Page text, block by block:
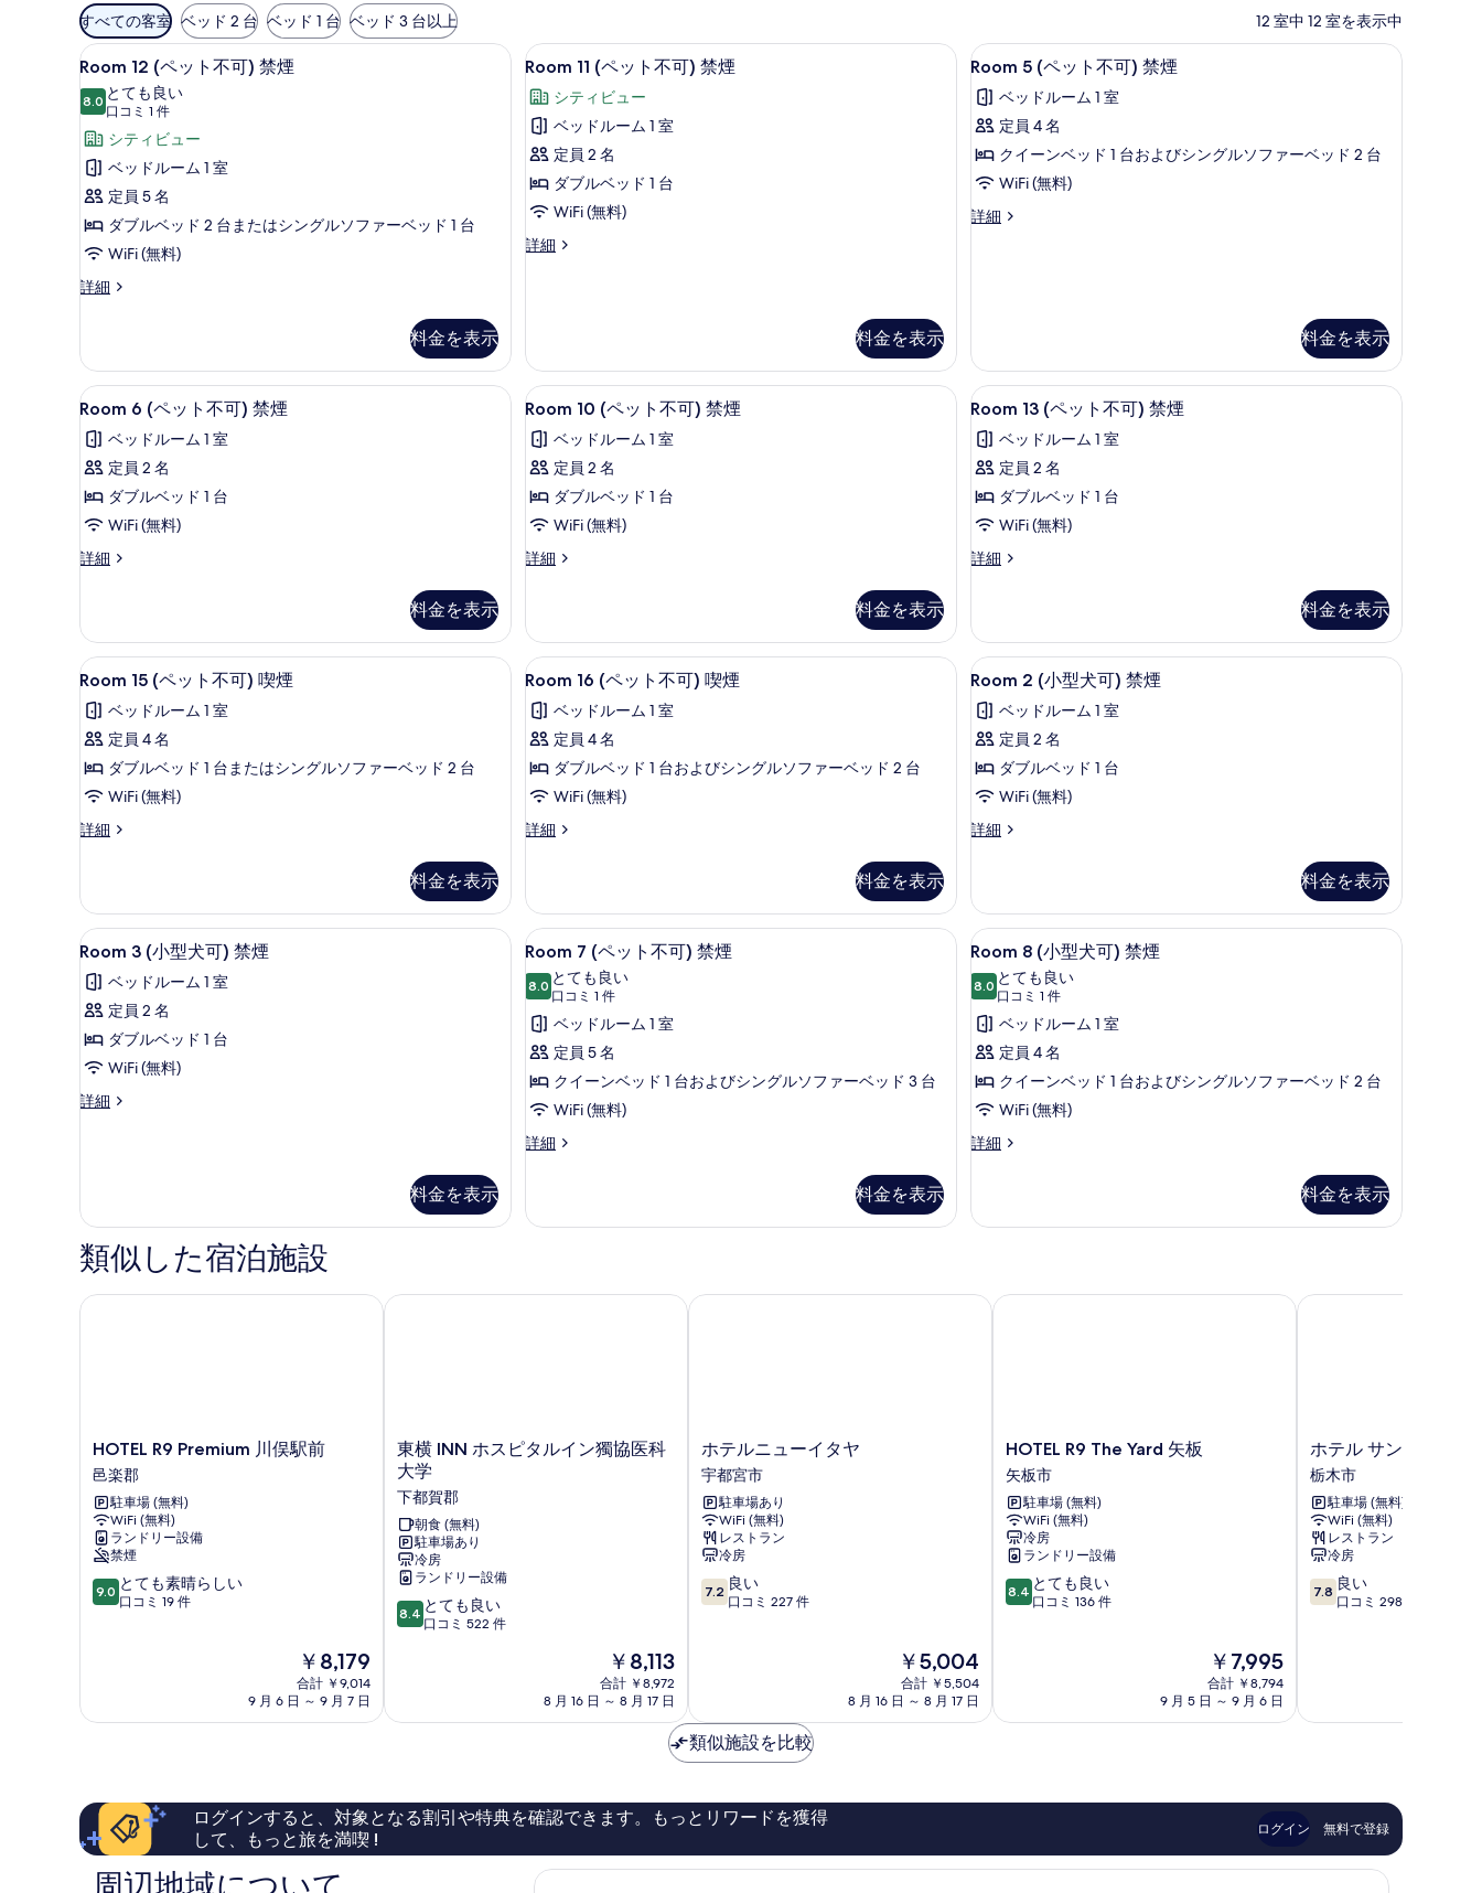
利
用
可
能
な
客
室
の
絞
り
込
み
すべての客室 ベッド 2 台 ベッド 1 台 ベッド 3 台以上 12 室中 12 室を表示中
Room
12
(ペ
ッ
ト
不
可)
禁
煙
べ
て
の
写
真
を
表
示
る
Room 12 (ペット不可) 禁煙 | WiFi (無料)、客室ごとに異なる装飾、客室ごとに異なるインテリア、ベッドシーツ
7
Room 12 (ペット不可) 禁煙
8.010 点中 8.0
とても良い
口コミ 1 件
(口
コ
ミ
1
件)
シティビュー
ベッドルーム 1 室
定員 5 名
ダブルベッド 2 台またはシングルソファーベッド 1 台
WiFi (無料)
詳細
Room
ト
不
可)
煙
の
細
料金を表示
Room
11
(ペ
ッ
ト
不
可)
禁
べ
て
の
写
真
を
表
示
る
Room 11 (ペット不可) 禁煙 | WiFi (無料)、客室ごとに異なる装飾、客室ごとに異なるインテリア、ベッドシーツ
15
Room 11 (ペット不可) 禁煙
シティビュー
ベッドルーム 1 室
定員 2 名
ダブルベッド 1 台
WiFi (無料)
詳細
Room
可)
禁
煙
詳
細
料金を表示
Room
5
(ペ
ッ
ト
不
可)
べ
て
の
写
真
を
表
示
る
Room 5 (ペット不可) 禁煙 | WiFi (無料)、客
8
Room 5 (ペット不可) 禁煙
ベッドルーム 1 室
定員 4 名
クイーンベッド 1 台およびシングルソファーベッド 2 台
WiFi (無料)
詳細
Room
禁
煙
の
詳
細
料金を表示
Room
6
(ペ
ッ
ト
不
可)
の
す
べ
て
の
写
真
示
す
る
Room 6 (ペット不可) 禁煙 | WiFi (無料)、客室ごとに異なる装飾、客室ごとに異なるインテリア、ベッドシーツ
10
Room 6 (ペット不可) 禁煙
ベッドルーム 1 室
定員 2 名
ダブルベッド 1 台
WiFi (無料)
詳細
Room
ト
不
可)
煙
の
細
料金を表示
Room
10
(ペ
ッ
ト
不
可)
の
す
べ
て
の
写
真
示
す
る
Room 10 (ペット不可) 禁煙 | WiFi (無料)、客室ごとに異なる装飾、客室ごとに異なるインテリア、ベッドシーツ
8
Room 10 (ペット不可) 禁煙
ベッドルーム 1 室
定員 2 名
ダブルベッド 1 台
WiFi (無料)
詳細
Room
ト
不
可)
煙
の
細
料金を表示
Room
13
(ペ
ッ
ト
不
可)
の
す
べ
て
の
写
真
示
す
る
Room 13 (ペット不可) 禁煙 | WiFi (無料)、
6
Room 13 (ペット不可) 禁煙
ベッドルーム 1 室
定員 2 名
ダブルベッド 1 台
WiFi (無料)
詳細
Room
ト
不
可)
煙
の
細
料金を表示
Room
15
(ペ
ッ
ト
不
可)
の
す
べ
て
の
写
真
す
る
Room 15 (ペット不可) 喫煙 | WiFi (無料)、客室ごとに異なる装飾、客室ごとに異なるインテリア、ベッドシーツ
7
Room 15 (ペット不可) 喫煙
ベッドルーム 1 室
定員 4 名
ダブルベッド 1 台またはシングルソファーベッド 2 台
WiFi (無料)
詳細
Room
ト
不
可)
煙
の
細
料金を表示
Room
16
(ペ
ッ
ト
不
可)
の
す
べ
て
の
写
真
を
表
す
る
Room 16 (ペット不可) 喫煙 | WiFi (無料)、客室ごとに異なる装飾、客室ごとに異なるインテリア、ベッドシーツ
8
Room 16 (ペット不可) 喫煙
ベッドルーム 1 室
定員 4 名
ダブルベッド 1 台およびシングルソファーベッド 2 台
WiFi (無料)
詳細
Room
ト
不
可)
煙
詳
細
料金を表示
Room
2
(小
型
犬
可)
禁
す
べ
て
の
写
真
を
表
示
る
Room 2 (小型犬可) 禁煙 | WiFi (無料)、客室
8
Room 2 (小型犬可) 禁煙
ベッドルーム 1 室
定員 2 名
ダブルベッド 1 台
WiFi (無料)
詳細
Room
犬
可)
禁
の
細
料金を表示
Room
3
(小
型
犬
可)
禁
べ
て
の
写
す
る
WiFi (無料)、客室ごとに異なる装飾、客室ごとに異なるインテリア、ベッドシーツ
9
Room 3 (小型犬可) 禁煙
ベッドルーム 1 室
定員 2 名
ダブルベッド 1 台
WiFi (無料)
詳細
Room
禁
煙
の
詳
細
料金を表示
Room
7
(ペ
ッ
ト
不
可)
禁
す
示
Room 7 (ペット不可) 禁煙 | WiFi (無料)、客室ごとに異なる装飾、客室ごとに異なるインテリア、ベッドシーツ
6
Room 7 (ペット不可) 禁煙
8.010 点中 8.0
とても良い
口コミ 1 件
(口
コ
ミ
件)
ベッドルーム 1 室
定員 5 名
クイーンベッド 1 台およびシングルソファーベッド 3 台
WiFi (無料)
詳細
Room
ト
煙
料金を表示
Room
8
(小
型
犬
可)
禁
煙
べ
写
Room 8 (小型犬可) 禁煙 | WiFi (無料)、客室
10
Room 8 (小型犬可) 禁煙
8.010 点中 8.0
とても良い
口コミ 1 件
(口
コ
ミ
件)
ベッドルーム 1 室
定員 4 名
クイーンベッド 1 台およびシングルソファーベッド 2 台
WiFi (無料)
詳細
Room
犬
の
料金を表示
類似した宿泊施設
HOTEL
R9
Premium
川
俣
駅
前
邑
楽
HOTEL R9 Premium 川俣駅前
邑楽郡
駐車場 (無料)
WiFi (無料)
ランドリー設備
禁煙
10
段
も
し
い、
口
コ
ミ
9.0 とても素晴らしい
口コミ 19 件
現
在
の
￥8,179
合計 ￥9,014
9 月 6 日 ～ 9 月 7 日
HOTEL R9 Premium 川俣駅前
東
横
INN
ホ
ス
ピ
タ
ル
イ
ン
大
賀
郡
東横 INN ホスピタルイン獨協医科
大学
下都賀郡
朝食 (無料)
駐車場あり
冷房
ランドリー設備
10
段
て
口
コ
522
8.4 とても良い
口コミ 522 件
現
在
の
￥8,113
合計 ￥8,972
8 月 16 日 ～ 8 月 17 日
東横 INN ホスピタルイン獨協医科大学
ホ
テ
ル
ニ
ュ
ー
イ
タ
ヤ
ホテルニューイタヤ
宇都宮市
駐車場あり
WiFi (無料)
レストラン
冷房
10
段
口
コ
ミ
件
件
口
7.2 良い
口コミ 227 件
現
在
の
￥5,004
合計 ￥5,504
8 月 16 日 ～ 8 月 17 日
ホテルニューイタヤ
HOTEL
R9
The
Yard
矢
板
矢
板
市
HOTEL R9 The Yard 矢板
矢板市
駐車場 (無料)
WiFi (無料)
冷房
ランドリー設備
10
段
も
コ
件
8.4 とても良い
口コミ 136 件
現
在
の
￥7,995
合計 ￥8,794
9 月 5 日 ～ 9 月 6 日
HOTEL R9 The Yard 矢板
ホ
テ
ル
サ
ン
ル
ー
ト
栃
ホテル サンルート栃
栃木市
駐車場 (無料)
WiFi (無料)
レストラン
冷房
10
段
口
件
口
7.8 良い
口コミ 298 件
ホテル サンルート栃木
類似施設を比較
ログインすると、対象となる割引や特典を確認できます。もっとリワードを獲得
して、もっと旅を満喫 !
ログイン 無料で登録